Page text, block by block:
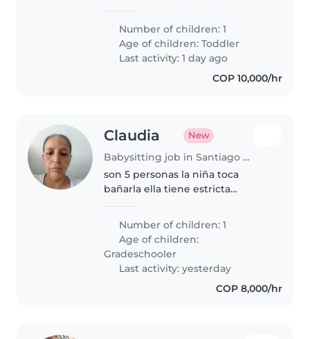
nuestra bebé María Antonia. En
nuestro hogar valoramos mucho
el respeto, la paciencia, la
tranquilidad y el..
Number of children: 1
Age of children:Toddler
Last activity: 1 day ago
COP 10,000/hr
Claudia New
Babysitting job in Santiago de Cali
son 5 personas la niña toca
bañarla ella tiene estricta
ella
Number of children: 1
Age of children:
Gradeschooler
Last activity: yesterday
COP 8,000/hr